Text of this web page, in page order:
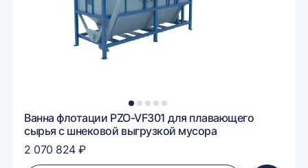
1 2 3 4 5
Ванна флотации PZO-VF301 для плавающего
сырья с шнековой выгрузкой мусора
2 070 824 ₽